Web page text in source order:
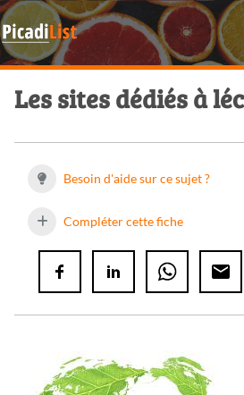
Les sites dédiés à
Besoin d'aide sur ce sujet ?
Compléter cette fiche